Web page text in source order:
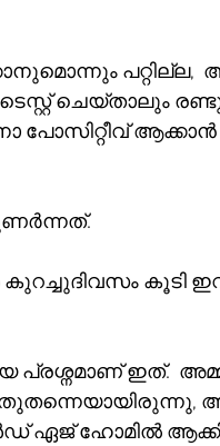
ചെയ്താലും
പോസിറ്റീവ്
കൂടി
പ്രശ്നമാണ് ഇത്.
ഇതുതന്നെയായിരുന്നു,
ഏജ് ഹോമിൽ